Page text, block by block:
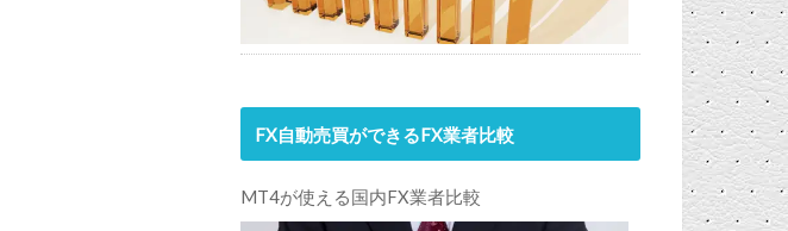
FX自動売買ができるFX業者比較
MT4が使える国内FX業者比較